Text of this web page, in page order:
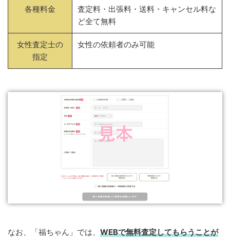
各種料金
査定料・出張料・送料・キャンセル料な
ど全て無料
女性査定士の
指定
女性の依頼者のみ可能
なお、「福ちゃん」では、 WEBで無料査定してもらうことが